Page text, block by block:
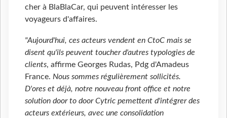
cher à BlaBlaCar, qui peuvent intéresser les
voyageurs d'affaires.
"Aujourd'hui, ces acteurs vendent en CtoC mais se
disent qu'ils peuvent toucher d'autres typologies de
clients, affirme Georges Rudas, Pdg d'Amadeus
France. Nous sommes régulièrement sollicités.
D'ores et déjà, notre nouveau front office et notre
solution door to door Cytric pemettent d'intégrer des
acteurs extérieurs, avec une consolidation